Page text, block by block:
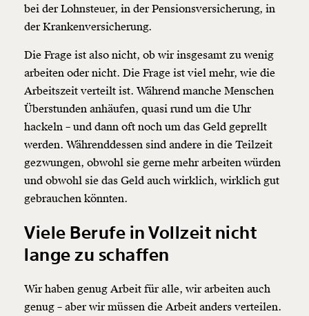
bei der Lohnsteuer, in der Pensionsversicherung, in
der Krankenversicherung.
Die Frage ist also nicht, ob wir insgesamt zu wenig
arbeiten oder nicht. Die Frage ist viel mehr, wie die
Arbeitszeit verteilt ist. Während manche Menschen
Überstunden anhäufen, quasi rund um die Uhr
hackeln – und dann oft noch um das Geld geprellt
werden. Währenddessen sind andere in die Teilzeit
gezwungen, obwohl sie gerne mehr arbeiten würden
und obwohl sie das Geld auch wirklich, wirklich gut
gebrauchen könnten.
Viele Berufe in Vollzeit nicht
lange zu schaffen
Wir haben genug Arbeit für alle, wir arbeiten auch
genug – aber wir müssen die Arbeit anders verteilen.